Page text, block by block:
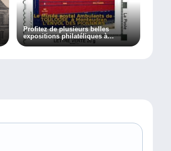
Profitez de plusieurs belles
expositions philatéliques à
Toulouse